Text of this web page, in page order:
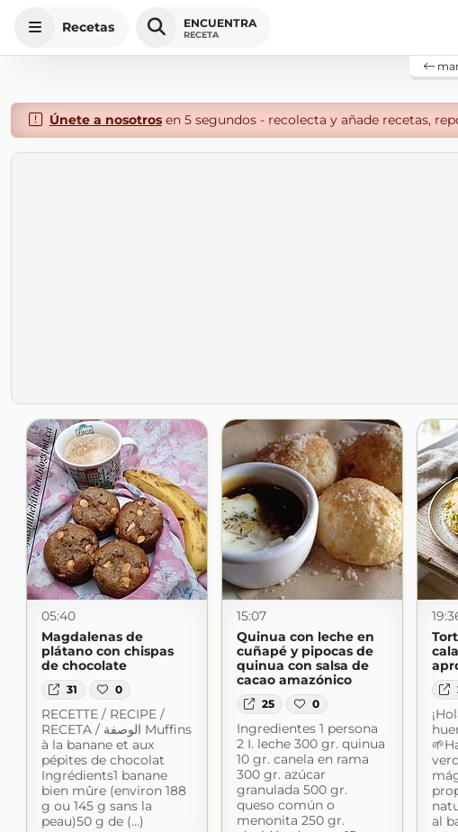
Recetas ENCUENTRA
RECETA
Únete a nosotrosen 5 segundos - recolecta y añade recetas,
05:40
Magdalenas de
plátano con chispas
de chocolate
31 0
RECETTE / RECIPE /
RECETA / الوصفة Muffins
à la banane et aux
pépites de chocolat
Ingrédients1 banane
bien mûre (environ 188
g ou 145 g sans la
peau)50 g de (...)
15:07
Quinua con leche en
cuñapé y pipocas de
quinua con salsa de
cacao amazónico
25 0
Ingredientes 1 persona
2 I. leche 300 gr. quinua
10 gr. canela en rama
300 gr. azúcar
granulada 500 gr.
queso común o
menonita 250 gr.
al